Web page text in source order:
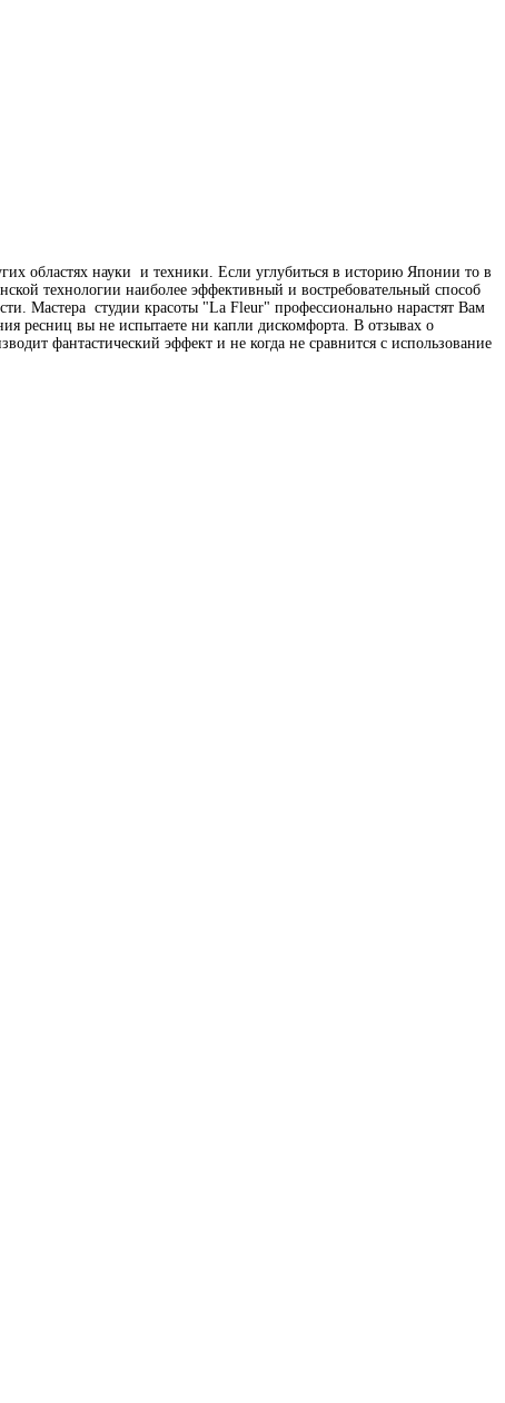
областях науки и техники. Если углубиться в историю Японии то в
технологии наиболее эффективный и востребовательный способ
Мастера студии красоты "La Fleur" профессионально нарастят Вам
ресниц вы не испытаете ни капли дискомфорта. В отзывах о
фантастический эффект и не когда не сравнится с использование